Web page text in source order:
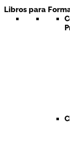
Libros para